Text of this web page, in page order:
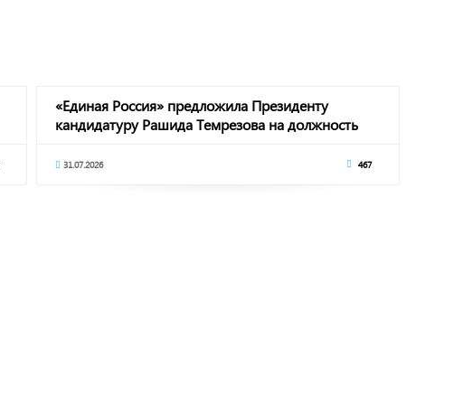
«Единая Россия» предложила Президенту
кандидатуру Рашида Темрезова на должность
31.07.2026 467